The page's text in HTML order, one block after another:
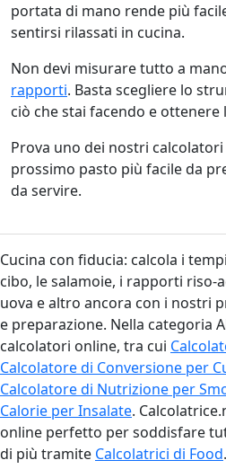
portata di mano rende più
sentirsi rilassati in cucina.
Non devi misurare tutto a
rapporti. Basta scegliere lo
ciò che stai facendo e
Prova uno dei nostri
prossimo pasto più facile da
da servire.
Cucina con fiducia: calcola i
cibo, le salamoie, i rapporti riso-
uova e altro ancora con i nostri
e preparazione. Nella categoria
calcolatori online, tra cui
Calcolatore di Conversione per
Calcolatore di Nutrizione per
Calorie per Insalate.
online perfetto per soddisfare
di più tramite Calcolatrici di Food.